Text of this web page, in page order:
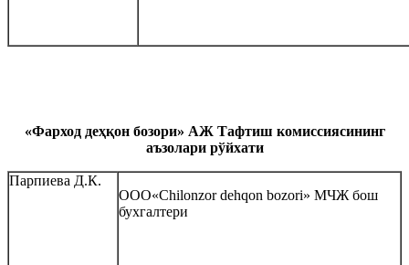
«Фарход деҳқон бозори» АЖ Тафтиш комиссиясининг
аъзолари рўйхати
Парпиева Д.К.
ООО«Chilonzor dehqon bozori» МЧЖ бош
бухгалтери